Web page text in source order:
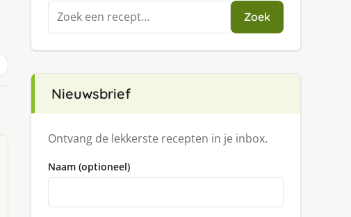
Zoeken
naar:
Zoek
Nieuwsbrief
Ontvang de lekkerste recepten in je inbox.
Naam (optioneel)